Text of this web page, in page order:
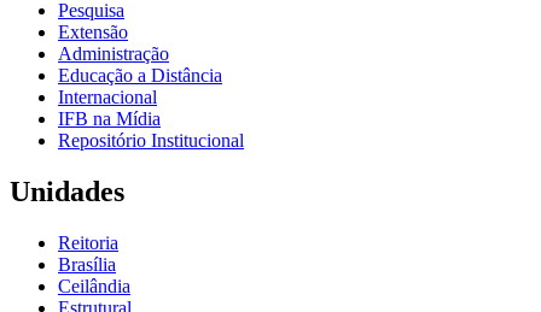
Pesquisa
Extensão
Administração
Educação a Distância
Internacional
IFB na Mídia
Repositório Institucional
Unidades
Reitoria
Brasília
Ceilândia
Estrutural